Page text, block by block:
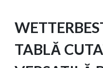
TABLĂ